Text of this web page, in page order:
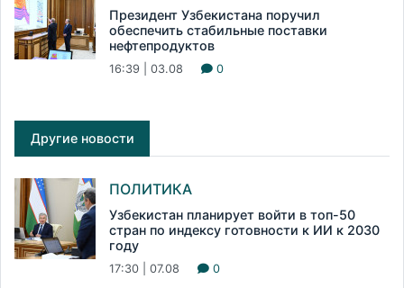
Президент Узбекистана поручил
обеспечить стабильные поставки
нефтепродуктов
16:39 | 03.08 0
Другие новости
ПОЛИТИКА
Узбекистан планирует войти в топ-50
стран по индексу готовности к ИИ к 2030
году
17:30 | 07.08 0